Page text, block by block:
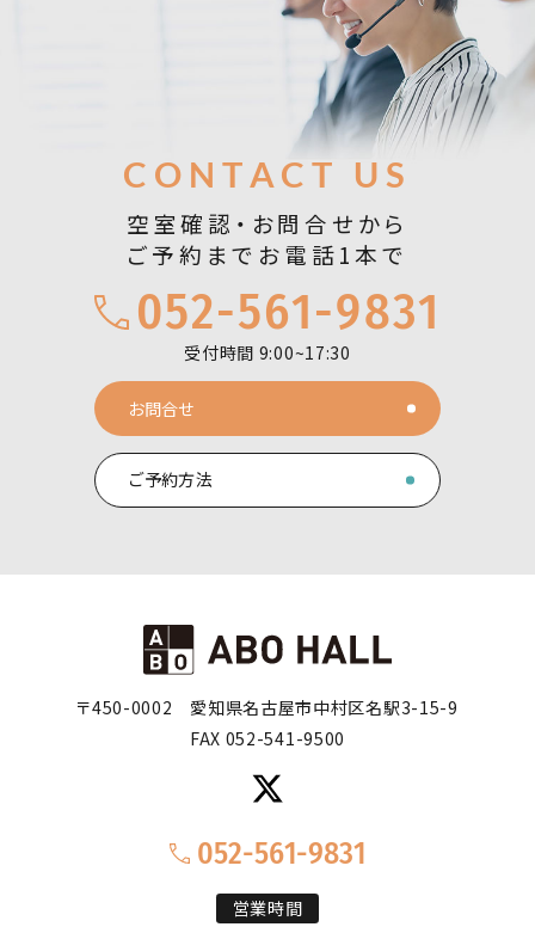
お問合せ
CONTACT US
空室確認・お問合せから
ご予約までお電話1本で
052-561-9831
受付時間 9:00~17:30
お問合せ
ご予約方法
〒450-0002
愛知県名古屋市中村区名駅3-15-9
FAX 052-541-9500
052-561-9831
営業時間